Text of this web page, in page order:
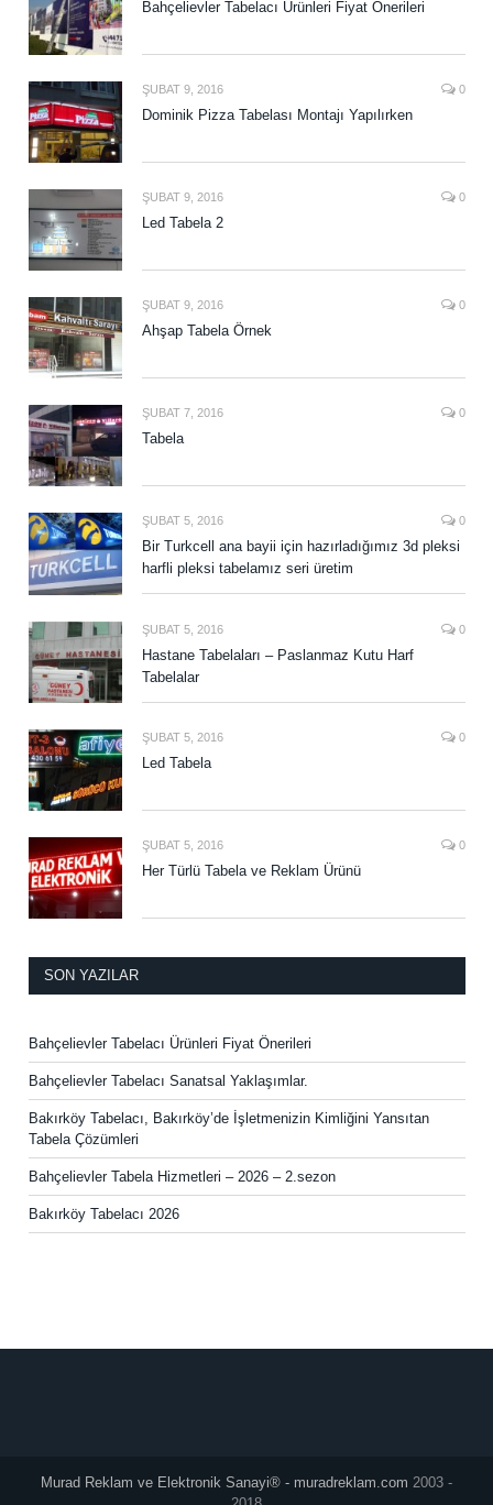
Bahçelievler Tabelacı Ürünleri Fiyat Önerileri
ŞUBAT 9, 2016 0
Dominik Pizza Tabelası Montajı Yapılırken
ŞUBAT 9, 2016 0
Led Tabela 2
ŞUBAT 9, 2016 0
Ahşap Tabela Örnek
ŞUBAT 7, 2016 0
Tabela
ŞUBAT 5, 2016 0
Bir Turkcell ana bayii için hazırladığımız 3d pleksi
harfli pleksi tabelamız seri üretim
ŞUBAT 5, 2016 0
Hastane Tabelaları – Paslanmaz Kutu Harf
Tabelalar
ŞUBAT 5, 2016 0
Led Tabela
ŞUBAT 5, 2016 0
Her Türlü Tabela ve Reklam Ürünü
SON YAZILAR
Bahçelievler Tabelacı Ürünleri Fiyat Önerileri
Bahçelievler Tabelacı Sanatsal Yaklaşımlar.
Bakırköy Tabelacı, Bakırköy’de İşletmenizin Kimliğini Yansıtan
Tabela Çözümleri
Bahçelievler Tabela Hizmetleri – 2026 – 2.sezon
Bakırköy Tabelacı 2026
Murad Reklam ve Elektronik Sanayi® - muradreklam.com 2003 -